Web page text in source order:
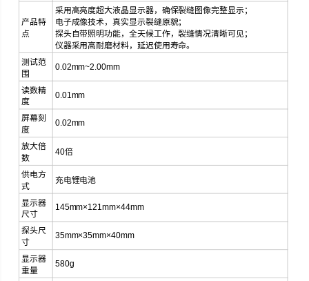
产品特
点
采用高亮度超大液晶显示器，确保裂缝图像完整显示；
电子成像技术，真实显示裂缝原貌；
探头自带照明功能，全天候工作，裂缝情况清晰可见；
仪器采用高耐磨材料，延迟使用寿命。
测试范
围
0.02mm~2.00mm
读数精
度
0.01mm
屏幕刻
度
0.02mm
放大倍
数
40倍
供电方
式
充电锂电池
显示器
尺寸
145mm×121mm×44mm
探头尺
寸
35mm×35mm×40mm
显示器
重量
580g